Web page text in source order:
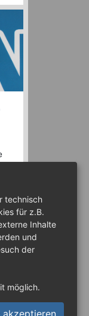
technisch
für z.B.
Inhalte
und
der
möglich.
akzeptieren